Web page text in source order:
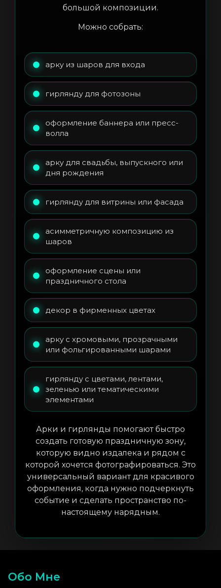
большой композиции.
Можно собрать:
арку из шаров для входа
гирлянду для фотозоны
оформление баннера или пресс-
волла
арку для свадьбы, выпускного или
дня рождения
гирлянду для витрины или фасада
асимметричную композицию из
шаров
оформление сцены или
праздничного стола
декор в фирменных цветах
арку с хромовыми, прозрачными
или фольгированными шарами
гирлянду с цветами, лентами,
зеленью или тематическими
элементами
Арки и гирлянды помогают быстро
создать готовую праздничную зону,
которую видно издалека и рядом с
которой хочется фотографироваться. Это
универсальный вариант для красивого
оформления, когда нужно подчеркнуть
событие и сделать пространство по-
настоящему нарядным.
Обо Мне